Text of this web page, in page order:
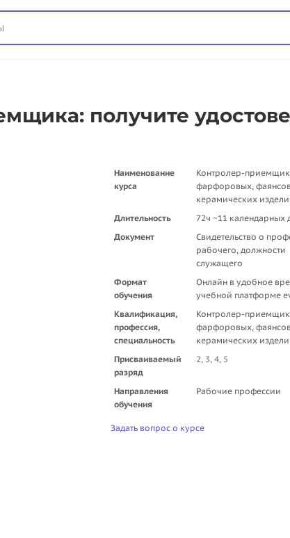
получите
Наименование
курса
Контролер-приемщик
фарфоровых,
керамических
Длительность
72ч ~11 календарных
Документ
Свидетельство о
рабочего, должности
служащего
Формат
обучения
Онлайн в удобное
учебной платформе
Квалификация,
профессия,
специальность
Контролер-приемщик
фарфоровых,
керамических
Присваиваемый
разряд
2, 3, 4, 5
Направления
обучения
Рабочие профессии
Задать вопрос о курсе